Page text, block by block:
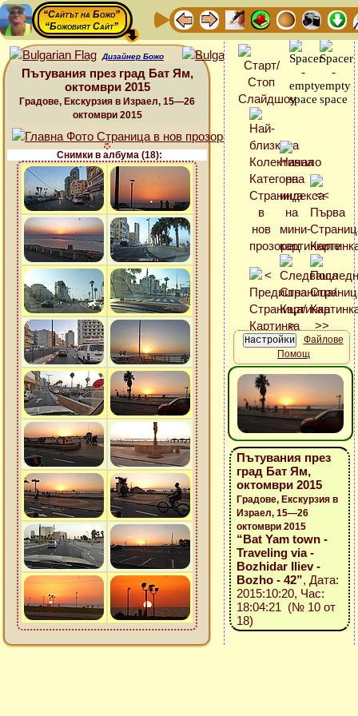
“Сайтът на Божо”
“Божовият Сайт”
Дизайнер Божо
Пътувания през град Бат Ям,
октомври 2015
Градове, Екскурзия в Израел, 15—26
октомври 2015
Снимки в албума (18):
Файлове
Помощ
Пътувания през
град Бат Ям,
октомври 2015
Градове, Екскурзия в
Израел, 15—26
октомври 2015
“Bat Yam town -
Traveling via -
Bozhidar Iliev -
Bozho - 42”, Дата:
2015:10:20, Час:
18:04:21 (№ 10 от
18)